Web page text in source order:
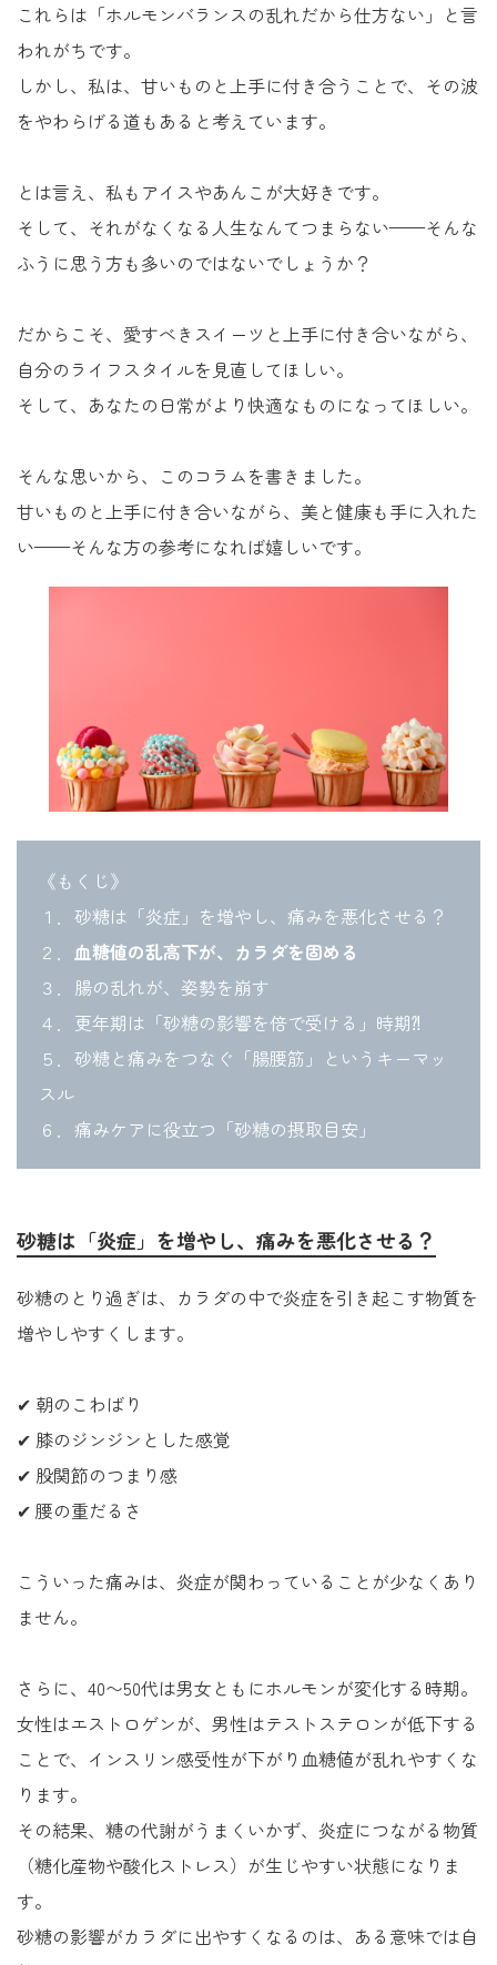
これらは「ホルモンバランスの乱れだから仕方ない」と言
われがちです。
しかし、私は、甘いものと上手に付き合うことで、その波
をやわらげる道もあると考えています。
とは言え、私もアイスやあんこが大好きです。
そして、それがなくなる人生なんてつまらない——そんな
ふうに思う方も多いのではないでしょうか？
だからこそ、愛すべきスイーツと上手に付き合いながら、
自分のライフスタイルを見直してほしい。
そして、あなたの日常がより快適なものになってほしい。
そんな思いから、このコラムを書きました。
甘いものと上手に付き合いながら、美と健康も手に入れた
い——そんな方の参考になれば嬉しいです。
《もくじ》
１．砂糖は「炎症」を増やし、痛みを悪化させる？
２． 血糖値の乱高下が、カラダを固める
３．腸の乱れが、姿勢を崩す
４．更年期は「砂糖の影響を倍で受ける」時期⁈
５．砂糖と痛みをつなぐ「腸腰筋」というキーマッ
スル
６．痛みケアに役立つ「砂糖の摂取目安」
砂糖は「炎症」を増やし、痛みを悪化させる？
砂糖のとり過ぎは、カラダの中で炎症を引き起こす物質を
増やしやすくします。
✔ 朝のこわばり
✔ 膝のジンジンとした感覚
✔ 股関節のつまり感
✔ 腰の重だるさ
こういった痛みは、炎症が関わっていることが少なくあり
ません。
さらに、40〜50代は男女ともにホルモンが変化する時期。
女性はエストロゲンが、男性はテストステロンが低下する
ことで、インスリン感受性が下がり血糖値が乱れやすくな
ります。
その結果、糖の代謝がうまくいかず、炎症につながる物質
（糖化産物や酸化ストレス）が生じやすい状態になりま
す。
砂糖の影響がカラダに出やすくなるのは、ある意味では自